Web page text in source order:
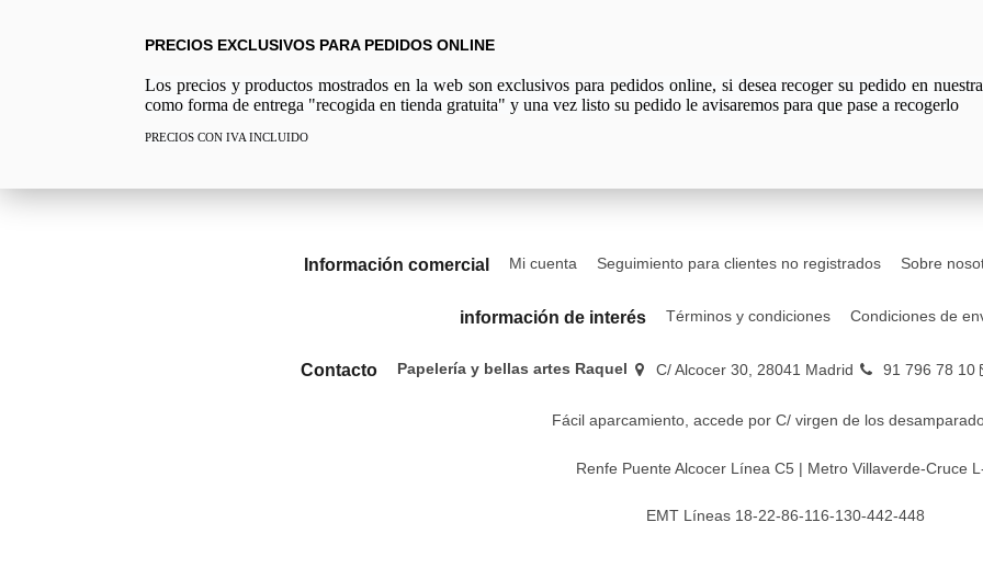
PRECIOS EXCLUSIVOS PARA PEDIDOS ONLINE
Los precios y productos mostrados en la web son exclusivos para pedidos online, si desea recoger su pedido en
como forma de entrega "recogida en tienda gratuita" y una vez listo su pedido le avisaremos para que pase a recogerlo
PRECIOS CON IVA INCLUIDO
Información comercial Mi cuenta Seguimiento para clientes no registrados Sobre
información de interés Términos y condiciones Condiciones de
Contacto Papelería y bellas artes Raquel C/ Alcocer 30, 28041 Madrid 91 796 78 10
Fácil aparcamiento, accede por C/ virgen de los
Renfe Puente Alcocer Línea C5 | Metro Villaverde-Cruce
EMT Líneas 18-22-86-116-130-442-448